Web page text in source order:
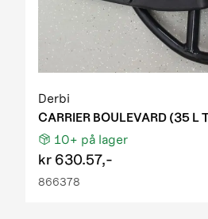
Derbi
CARRIER BOULEVARD (35 L
10+ på lager
kr 630.57,-
866378